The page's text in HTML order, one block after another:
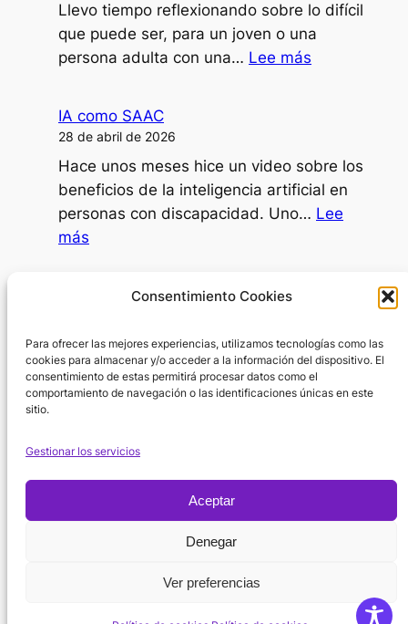
Consentimiento Cookies
Para ofrecer las mejores experiencias, utilizamos tecnologías como las
cookies para almacenar y/o acceder a la información del dispositivo. El
consentimiento de estas permitirá procesar datos como el
comportamiento de navegación o las identificaciones únicas en este
sitio.
Gestionar los servicios
Aceptar
Denegar
Ver preferencias
ponencias
con
mi
Llevo tiempo reflexionando sobre lo difícil
que puede ser, para un joven o una
persona adulta con una… Lee más
decidir
ir
al
IA como SAAC
28 de abril de 2026
Hace unos meses hice un video sobre los
beneficios de la inteligencia artificial en
personas con discapacidad. Uno… Lee
más
Día Internacional de la Mujer
En el Día Internacional de la Mujer surge
una pregunta inevitable: ¿por dónde
empezar cuando hablamos de la…Lee
Política de
Aviso regal